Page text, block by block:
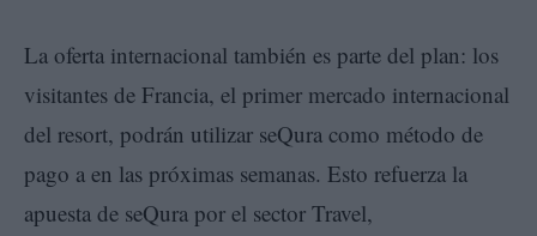
La oferta internacional también es parte del plan: los
visitantes de Francia, el primer mercado internacional
del resort, podrán utilizar seQura como método de
pago a en las próximas semanas. Esto refuerza la
apuesta de seQura por el sector Travel,